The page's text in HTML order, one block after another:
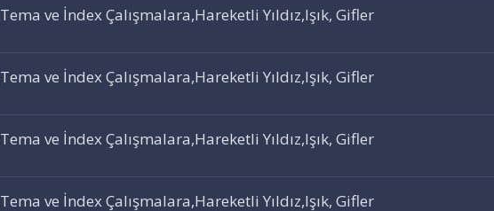
ve İndex Çalışmalara,Hareketli Yıldız,Işık, Gifler
ve İndex Çalışmalara,Hareketli Yıldız,Işık, Gifler
ve İndex Çalışmalara,Hareketli Yıldız,Işık, Gifler
ve İndex Çalışmalara,Hareketli Yıldız,Işık, Gifler